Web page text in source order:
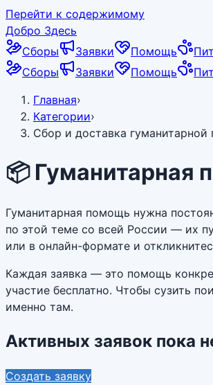
Перейти к содержимому
Добро Здесь
Сборы
Заявки Помощь
Сборы
Заявки Помощь
Главная›
Категории›
Сбор и доставка
📦 Гуманитарная
Гуманитарная помощь нужна
по этой теме со всей России — их
или в онлайн-формате и
Каждая заявка — это помощь
участие бесплатно. Чтобы сузить
именно там.
Активных заявок пока
Создать заявку